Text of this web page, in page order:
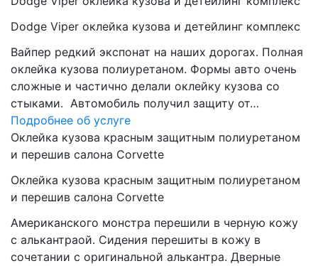
Dodge Viper оклейка кузова и детейлинг комплекс
Вайпер редкий экспонат на наших дорогах. Полная
оклейка кузова полиуретаном. Формы авто очень
сложные и частично делали оклейку кузова со
стыками. Автомобиль получил защиту от…
Подробнее об услуге
Оклейка кузова красным защитным полиуретаном
и перешив салона Corvette
Оклейка кузова красным защитным полиуретаном
и перешив салона Corvette
Американского монстра перешили в черную кожу
с алькантраой. Сидения перешиты в кожу в
сочетании с оригинальной алькантра. Дверные